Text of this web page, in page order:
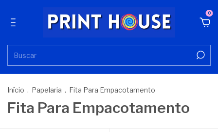
0
Início . Papelaria . Fita Para Empacotamento
Fita Para Empacotamento